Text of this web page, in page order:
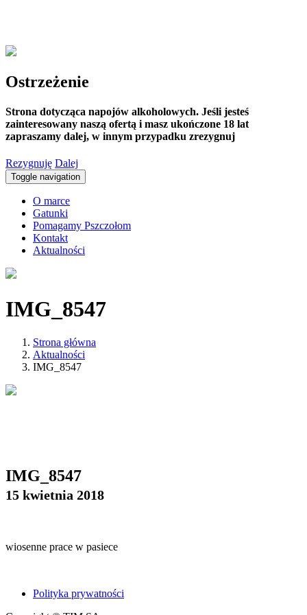
Ostrzeżenie
Strona dotycząca napojów alkoholowych. Jeśli jesteś
zainteresowany naszą ofertą i masz ukończone 18 lat
zapraszamy dalej, w innym przypadku zrezygnuj
Rezygnuję Dalej
Toggle navigation
O marce
Gatunki
Pomagamy Pszczołom
Kontakt
Aktualności
IMG_8547
Strona główna
Aktualności
IMG_8547
IMG_8547
15 kwietnia 2018
wiosenne prace w pasiece
Polityka prywatności